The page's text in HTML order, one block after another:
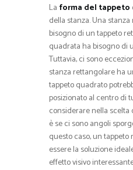
La forma del tappeto
della stanza. Una
bisogno di un tappeto
quadrata ha bisogno di
Tuttavia, ci sono
stanza rettangolare ha
tappeto quadrato
posizionato al centro di
considerare nella
è se ci sono angoli
questo caso, un
essere la soluzione
effetto visivo